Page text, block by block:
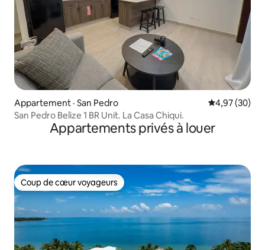
Appartement · San Pedro Note
4,97 (30)
San Pedro Belize 1 BR Unit. La Casa Chiqui.
Appartements privés à louer
Coup de cœur voyageurs
Coup de cœur voyageurs